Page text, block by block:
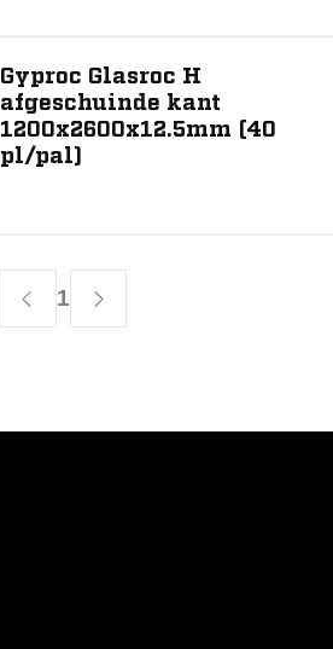
Gyproc Glasroc H
afgeschuinde kant
1200x2600x12.5mm (40
pl/pal)
1